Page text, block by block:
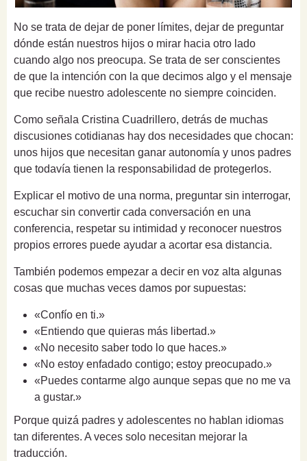
No se trata de dejar de poner límites, dejar de preguntar
dónde están nuestros hijos o mirar hacia otro lado
cuando algo nos preocupa. Se trata de ser conscientes
de que la intención con la que decimos algo y el mensaje
que recibe nuestro adolescente no siempre coinciden.
Como señala Cristina Cuadrillero, detrás de muchas
discusiones cotidianas hay dos necesidades que chocan:
unos hijos que necesitan ganar autonomía y unos padres
que todavía tienen la responsabilidad de protegerlos.
Explicar el motivo de una norma, preguntar sin interrogar,
escuchar sin convertir cada conversación en una
conferencia, respetar su intimidad y reconocer nuestros
propios errores puede ayudar a acortar esa distancia.
También podemos empezar a decir en voz alta algunas
cosas que muchas veces damos por supuestas:
«Confío en ti.»
«Entiendo que quieras más libertad.»
«No necesito saber todo lo que haces.»
«No estoy enfadado contigo; estoy preocupado.»
«Puedes contarme algo aunque sepas que no me va
a gustar.»
Porque quizá padres y adolescentes no hablan idiomas
tan diferentes. A veces solo necesitan mejorar la
traducción.